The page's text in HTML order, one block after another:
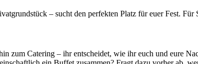
– sucht den perfekten Platz für euer Fest.
zum Catering – ihr entscheidet, wie ihr euch und eure